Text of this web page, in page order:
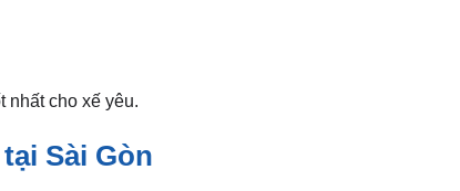
nhất cho xế yêu.
Sài Gòn